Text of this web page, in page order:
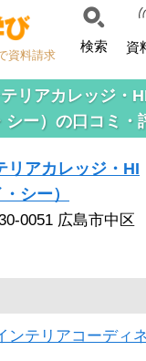
資料請求
検索 資
リアカレッジ・
シー）の口コミ・
リアカレッジ・HI
シー）
0051 広島市中区
ンテリアコーディ